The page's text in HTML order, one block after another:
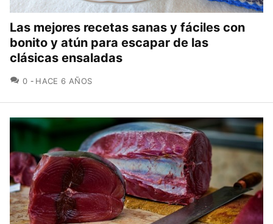
Las mejores recetas sanas y fáciles con
bonito y atún para escapar de las
clásicas ensaladas
0 COMENTARIOS
HACE 6 AÑOS